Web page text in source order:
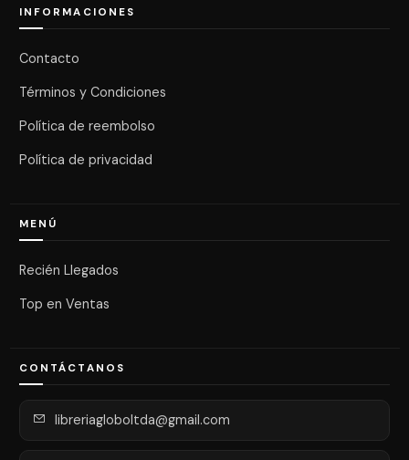
INFORMACIONES
Contacto
Términos y Condiciones
Política de reembolso
Política de privacidad
MENÚ
Recién Llegados
Top en Ventas
CONTÁCTANOS
libreriagloboltda@gmail.com